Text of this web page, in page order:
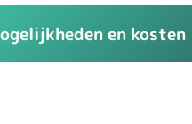
en kosten